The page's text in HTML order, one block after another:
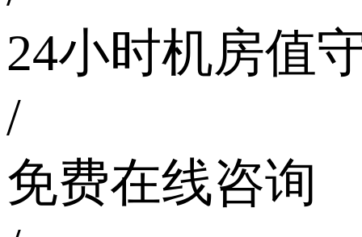
24小时机房值
/
免费在线咨询